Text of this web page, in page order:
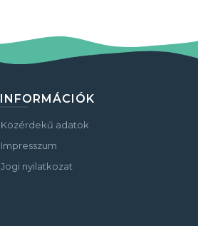
INFORMÁCIÓK
Közérdekű adatok
Impresszum
Jogi nyilatkozat